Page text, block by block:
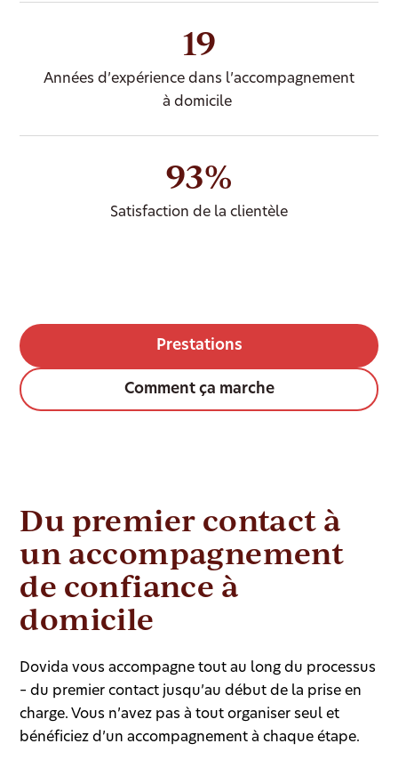
19
Années d’expérience dans l’accompagnement
à domicile
93%
Satisfaction de la clientèle
Prestations
Comment ça marche
Du premier contact à
un accompagnement
de confiance à
domicile
Dovida vous accompagne tout au long du processus
– du premier contact jusqu’au début de la prise en
charge. Vous n’avez pas à tout organiser seul et
bénéficiez d’un accompagnement à chaque étape.